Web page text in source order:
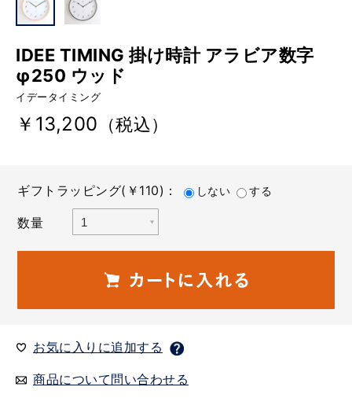
IDEE TIMING 掛け時計 アラビア数字
φ250 ウッド
イデータイミング
￥13,200 （税込）
ギフトラッピング(￥110)： しない する
数量
お気に入りに追加する
商品について問い合わせる